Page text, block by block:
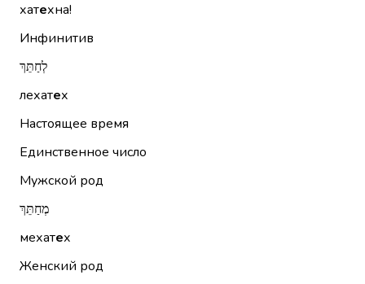
хатехна!
Инфинитив
לְחַתֵּךְ
лехатех
Настоящее время
Единственное число
Мужской род
מְחַתֵּךְ
мехатех
Женский род